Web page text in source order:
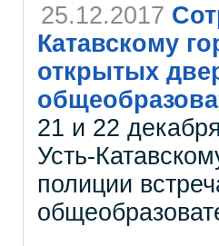
25.12.2017
Катавскому
открытых
21 и 22
Усть-
полиции